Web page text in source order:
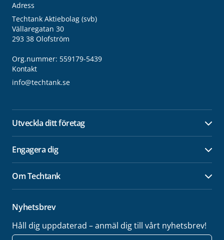
Adress
Techtank Aktiebolag (svb)
Vällaregatan 30
293 38 Olofström
Org.nummer: 559179-5439
Kontakt
info@techtank.se
Utveckla ditt företag
Engagera dig
Om Techtank
Nyhetsbrev
Håll dig uppdaterad – anmäl dig till vårt nyhetsbrev!